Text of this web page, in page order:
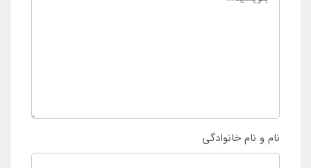
نام و نام خانوادگی